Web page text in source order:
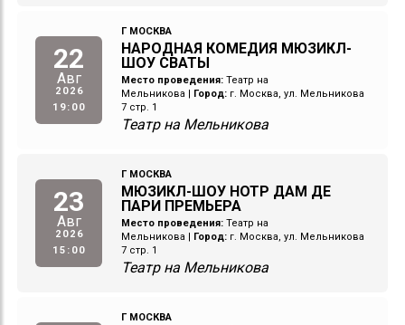
22
Авг
2026
19:00
Г МОСКВА
НАРОДНАЯ КОМЕДИЯ МЮЗИКЛ-
ШОУ СВАТЫ
Место проведения: Театр на
Мельникова
Город: г. Москва, ул. Мельникова
7 стр. 1
Театр на Мельникова
23
Авг
2026
15:00
Г МОСКВА
МЮЗИКЛ-ШОУ НОТР ДАМ ДЕ
ПАРИ ПРЕМЬЕРА
Место проведения: Театр на
Мельникова
Город: г. Москва, ул. Мельникова
7 стр. 1
Театр на Мельникова
Г МОСКВА